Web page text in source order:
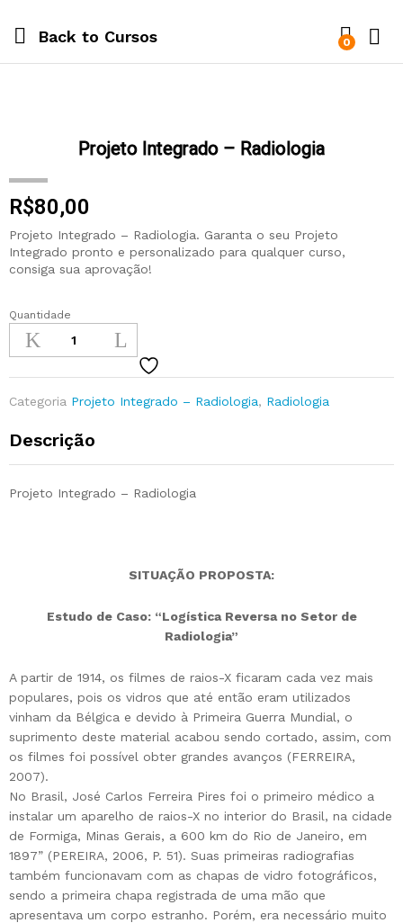
Back to Cursos 0
Projeto Integrado – Radiologia
R$80,00
Projeto Integrado – Radiologia. Garanta o seu Projeto
Integrado pronto e personalizado para qualquer curso,
consiga sua aprovação!
Quantidade
Categoria Projeto Integrado – Radiologia, Radiologia
Descrição
Projeto Integrado – Radiologia
SITUAÇÃO PROPOSTA:
Estudo de Caso: “Logística Reversa no Setor de
Radiologia”
A partir de 1914, os filmes de raios-X ficaram cada vez mais
populares, pois os vidros que até então eram utilizados
vinham da Bélgica e devido à Primeira Guerra Mundial, o
suprimento deste material acabou sendo cortado, assim, com
os filmes foi possível obter grandes avanços (FERREIRA,
2007).
No Brasil, José Carlos Ferreira Pires foi o primeiro médico a
instalar um aparelho de raios-X no interior do Brasil, na cidade
de Formiga, Minas Gerais, a 600 km do Rio de Janeiro, em
1897” (PEREIRA, 2006, P. 51). Suas primeiras radiografias
também funcionavam com as chapas de vidro fotográficos,
sendo a primeira chapa registrada de uma mão que
apresentava um corpo estranho. Porém, era necessário muito